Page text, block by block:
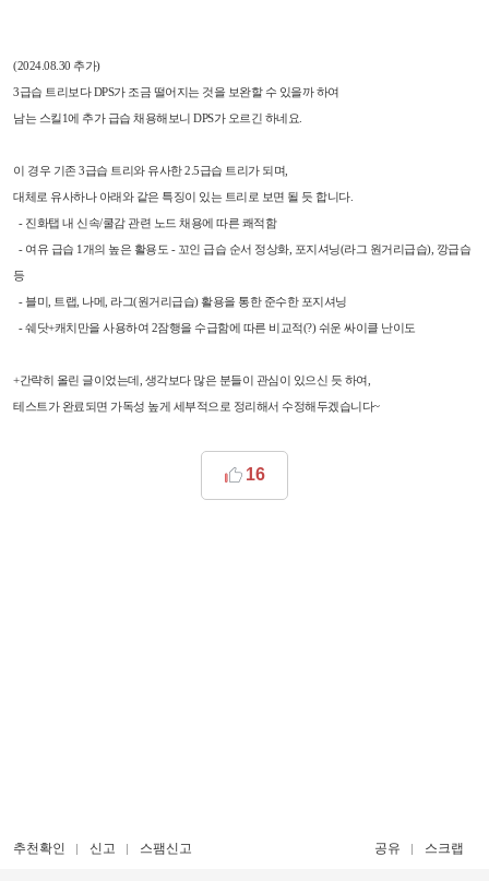
(2024.08.30 추가)
3급습 트리보다 DPS가 조금 떨어지는 것을 보완할 수 있을까 하여
남는 스킬1에 추가 급습 채용해보니 DPS가 오르긴 하네요.
이 경우 기존 3급습 트리와 유사한 2.5급습 트리가 되며,
대체로 유사하나 아래와 같은 특징이 있는 트리로 보면 될 듯 합니다.
- 진화탭 내 신속/쿨감 관련 노드 채용에 따른 쾌적함
- 여유 급습 1개의 높은 활용도 - 꼬인 급습 순서 정상화, 포지셔닝(라그 원거리급습), 깡급습
등
- 블미, 트랩, 나메, 라그(원거리급습) 활용을 통한 준수한 포지셔닝
-쉐닷+캐치만을 사용하여 2잠행을 수급함에 따른 비교적(?) 쉬운 싸이클 난이도
+간략히 올린 글이었는데, 생각보다 많은 분들이 관심이 있으신 듯 하여,
테스트가 완료되면 가독성 높게 세부적으로 정리해서 수정해두겠습니다~
16
추천확인 신고 스팸신고 공유 스크랩